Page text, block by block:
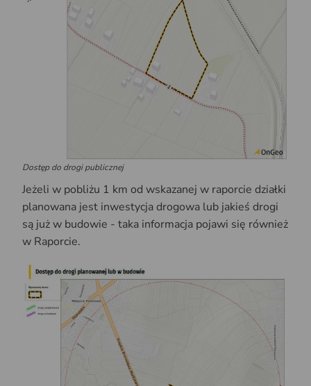
Dostęp do drogi publicznej
Jeżeli w pobliżu 1 km od wskazanej w raporcie działki
planowana jest inwestycja drogowa lub jakieś drogi
są już w budowie - taka informacja pojawi się również
w Raporcie.